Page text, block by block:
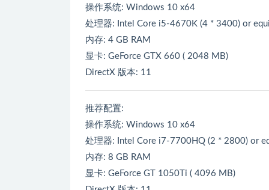
操作系统: Windows 10 x64
处理器: Intel Core i5-4670K (4 * 3400) or
内存: 4 GB RAM
显卡: GeForce GTX 660 ( 2048 MB)
DirectX 版本: 11
推荐配置:
操作系统: Windows 10 x64
处理器: Intel Core i7-7700HQ (2 * 2800) or
内存: 8 GB RAM
显卡: GeForce GT 1050Ti ( 4096 MB)